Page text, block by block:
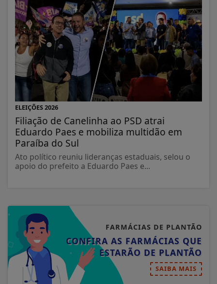
ELEIÇÕES 2026
Filiação de Canelinha ao PSD atrai
Eduardo Paes e mobiliza multidão em
Paraíba do Sul
Ato político reuniu lideranças estaduais, selou o
apoio do prefeito a Eduardo Paes e...
FARMÁCIAS DE PLANTÃO
CONFIRA AS FARMÁCIAS QUE
ESTARÃO DE PLANTÃO
SAIBA MAIS